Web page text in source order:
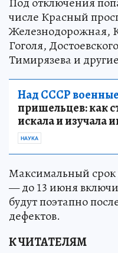
числе Красный
Железнодорожная,
Гоголя,
Тимирязева и
Над СССР военные
пришельцев: как
искала и изучала
НАУКА
Максимальный срок
— до 13 июня
будут поэтапно
дефектов.
К ЧИТАТЕЛЯМ